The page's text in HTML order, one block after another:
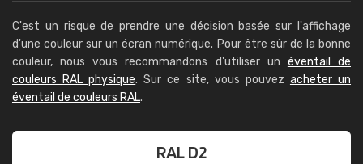
C'est un risque de prendre une décision basée sur l'affichage
d'une couleur sur un écran numérique. Pour être sûr de la bonne
couleur, nous vous recommandons d'utiliser un éventail de
couleurs RAL physique. Sur ce site, vous pouvez acheter un
éventail de couleurs RAL.
RAL D2